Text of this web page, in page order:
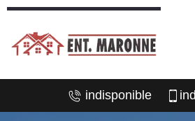
indisponible